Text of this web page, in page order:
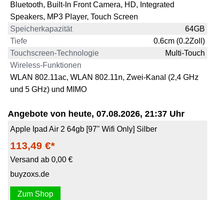
Bluetooth, Built-In Front Camera, HD, Integrated
Speakers, MP3 Player, Touch Screen
Speicherkapazität
64GB
Tiefe
0.6cm (0.2Zoll)
Touchscreen-Technologie
Multi-Touch
Wireless-Funktionen
WLAN 802.11ac, WLAN 802.11n, Zwei‑Kanal (2,4 GHz
und 5 GHz) und MIMO
Angebote von heute, 07.08.2026, 21:37 Uhr
Apple Ipad Air 2 64gb [97" Wifi Only] Silber
113,49 €*
Versand ab 0,00 €
buyzoxs.de
Zum Shop